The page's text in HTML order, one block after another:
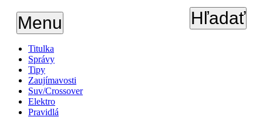
Menu Hľadať
Titulka
Správy
Tipy
Zaujímavosti
Suv/Crossover
Elektro
Pravidlá